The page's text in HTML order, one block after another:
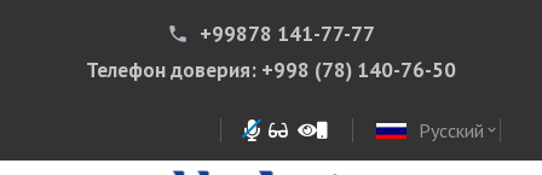
phone
+99878 141-77-77
Телефон доверия: +998 (78) 140-76-50
Русский expand_more